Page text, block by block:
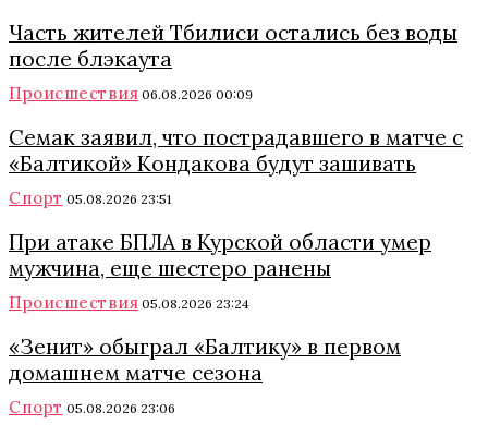
Часть жителей Тбилиси остались без воды
после блэкаута
Происшествия 06.08.2026 00:09
Семак заявил, что пострадавшего в матче с
«Балтикой» Кондакова будут зашивать
Спорт 05.08.2026 23:51
При атаке БПЛА в Курской области умер
мужчина, еще шестеро ранены
Происшествия 05.08.2026 23:24
«Зенит» обыграл «Балтику» в первом
домашнем матче сезона
Спорт 05.08.2026 23:06